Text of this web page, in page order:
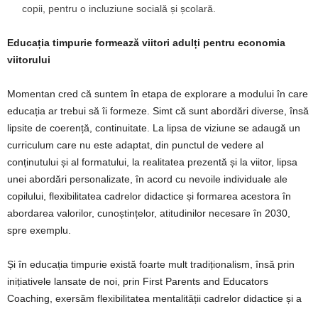
copii, pentru o incluziune socială și școlară.
Educația timpurie formează viitori adulți pentru economia
viitorului
Momentan cred că suntem în etapa de explorare a modului în care
educația ar trebui să îi formeze. Simt că sunt abordări diverse, însă
lipsite de coerență, continuitate. La lipsa de viziune se adaugă un
curriculum care nu este adaptat, din punctul de vedere al
conținutului și al formatului, la realitatea prezentă și la viitor, lipsa
unei abordări personalizate, în acord cu nevoile individuale ale
copilului, flexibilitatea cadrelor didactice și formarea acestora în
abordarea valorilor, cunoștințelor, atitudinilor necesare în 2030,
spre exemplu.
Și în educația timpurie există foarte mult tradiționalism, însă prin
inițiativele lansate de noi, prin First Parents and Educators
Coaching, exersăm flexibilitatea mentalității cadrelor didactice și a